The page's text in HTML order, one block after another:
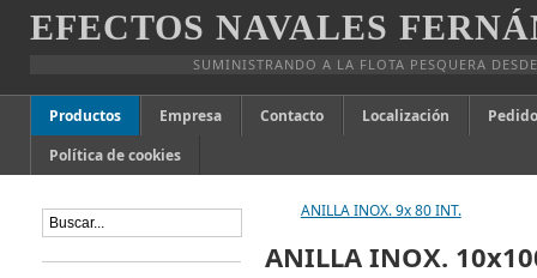
EFECTOS NAVALES
SUMINISTRANDO A LA FLOTA PESQUERA
Productos Empresa Contacto Localización
Política de cookies
ANILLA INOX. 9x 80 INT.
ANILLA INOX.